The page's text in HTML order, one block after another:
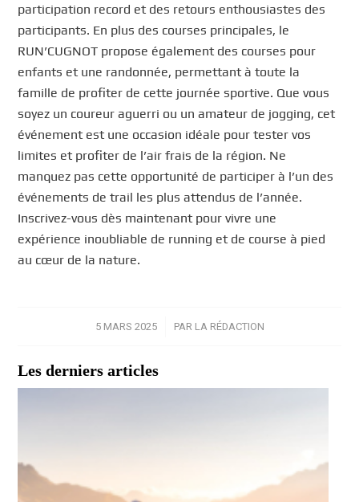
participation record et des retours enthousiastes des
participants. En plus des courses principales, le
RUN’CUGNOT propose également des courses pour
enfants et une randonnée, permettant à toute la
famille de profiter de cette journée sportive. Que vous
soyez un coureur aguerri ou un amateur de jogging, cet
événement est une occasion idéale pour tester vos
limites et profiter de l’air frais de la région. Ne
manquez pas cette opportunité de participer à l’un des
événements de trail les plus attendus de l’année.
Inscrivez-vous dès maintenant pour vivre une
expérience inoubliable de running et de course à pied
au cœur de la nature.
5 MARS 2025
/ PAR LA RÉDACTION
Les derniers articles